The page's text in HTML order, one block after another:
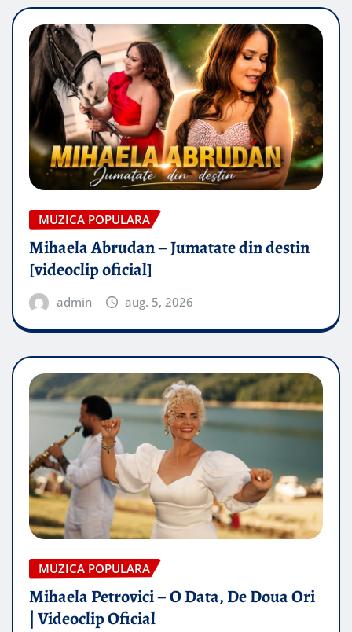
MUZICA POPULARA
Mihaela Abrudan – Jumatate din destin
[videoclip oficial]
admin aug. 5, 2026
MUZICA POPULARA
Mihaela Petrovici – O Data, De Doua Ori
| Videoclip Oficial